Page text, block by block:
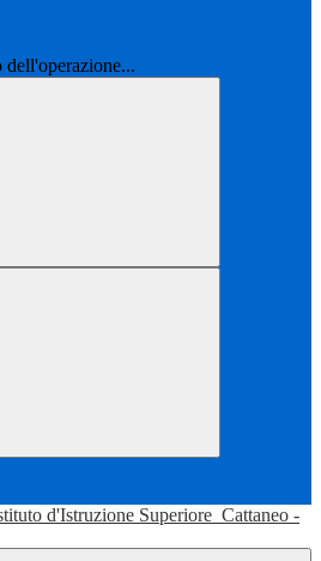
dell'operazione...
d'Istruzione Superiore Cattaneo -